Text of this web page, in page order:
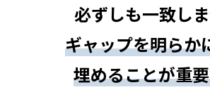
必ずしも一致し
ギャップを明らか
埋めることが重